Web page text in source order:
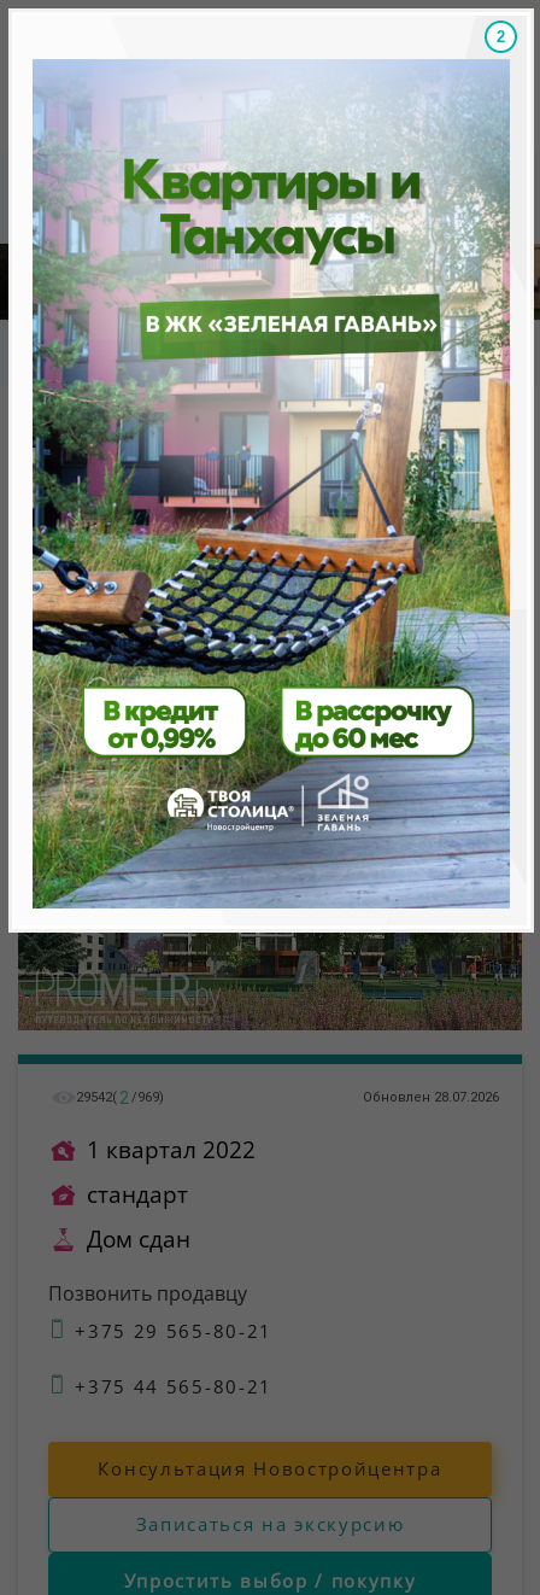
Скидки на новостройки, бонусы Готовые
Главная База новостроек Минска «Минск Мир»
20.6 "Сальса", квартал "Мировые танцы"
20.6 "Сальса", квартал
"Мировые танцы"
нет в продаже
Минск, Октябрьский, ул. Аэродромная
метро «Ковальская Слобода», 566 м
29542( 2 /969) Обновлен 28.07.2026
1 квартал 2022
стандарт
Дом сдан
Позвонить продавцу
+375 29 565-80-21
+375 44 565-80-21
Консультация Новостройцентра
Записаться на экскурсию
Упростить выбор / покупку
1